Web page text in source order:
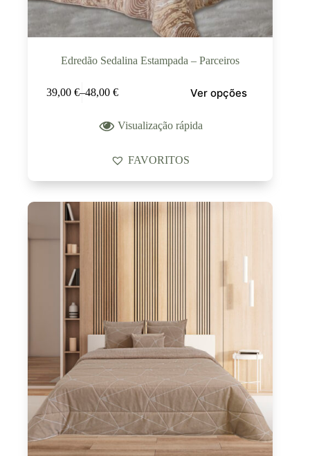
Edredão Sedalina Estampada – Parceiros
39,00 €–48,00 € Ver opções
Visualização rápida
FAVORITOS